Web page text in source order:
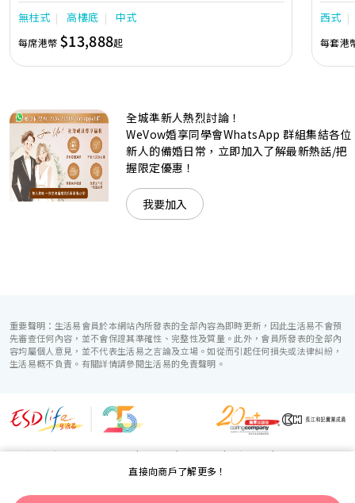
中的活力個性，成為一眾準新人舉辦婚宴的熱門之選。專業團
隊由策劃統籌至所有婚宴每個細節，唯港薈都力臻完美，保證
讓您留下獨特的醉人回憶。 擁有時尚高樓頂的Silverbox宴會
廳，配置了全套先進的視聽影音及燈光設備配套，並採用極富
現代時尚感的水晶玻璃燈，演繹出與別不同的經典神韻。不論
準新人的個性及預算﹔保證為您打造夢寐以求的特別日子，令
賓客永誌難忘！
無柱式 高樓底 中式
每席港幣 $13,888起
團隊會
西式
每套港
全城準新人熱烈討論！
WeVow婚享同學會WhatsApp 群組集結各位
新人的備婚日常，立即加入了解最新熱話/把
握限定優惠！
我要加入
直接向商戶了解更多！
重要聲明：生活易會員於本網站內所發表的全部內容為即時更新，因此生活易不會預
先審查任何內容，並不會保證其準確性、完整性及質量。此外，會員所發表的全部內
容均屬個人意見，並不代表生活易之言論及立場。如從而引起任何損失或法律糾紛，
生活易概不負責。有關詳情請參閱生活易的免責聲明。
生活易服務範圍 ：電子商貿|IT 方案|廣告宣傳|新婚導航|